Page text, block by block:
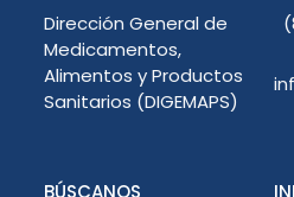
Dirección General de
Medicamentos,
Alimentos y Productos
Sanitarios (DIGEMAPS)
BÚSCANOS